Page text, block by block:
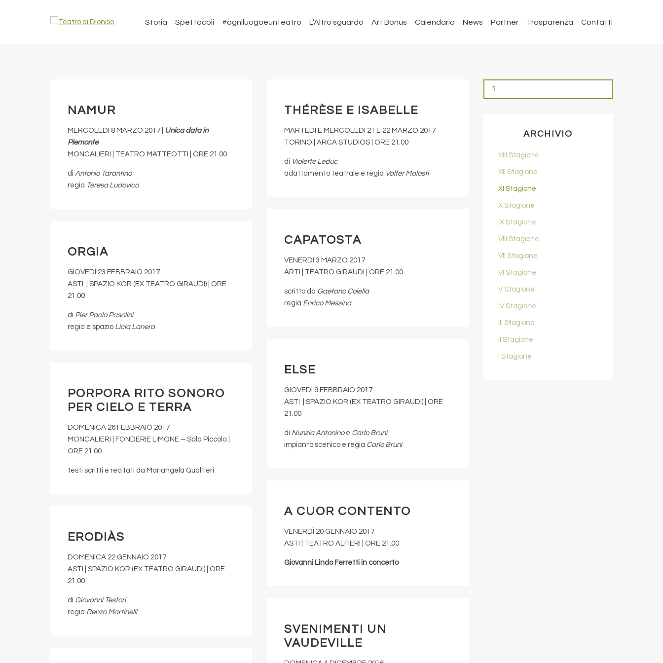
Storia Spettacoli #ogniluogoèunteatro L’Altro sguardo Art Bonus Calendario News Partner Trasparenza Contatti
NAMUR
MERCOLEDI 8 MARZO 2017 |
Unica data in
Piemonte
MONCALIERI | TEATRO MATTEOTTI | ORE 21.00
di Antonio Tarantino
regia Teresa Ludovico
ORGIA
GIOVEDÌ 23 FEBBRAIO 2017
ASTI | SPAZIO KOR (EX TEATRO GIRAUDI) | ORE
21.00
di Pier Paolo Pasolini
regia e spazio Licia Lanera
PORPORA RITO SONORO
PER CIELO E TERRA
DOMENICA 26 FEBBRAIO 2017
MONCALIERI | FONDERIE LIMONE – Sala Piccola |
ORE 21.00
testi scritti e recitati da Mariangela Gualtieri
ERODIÀS
DOMENICA 22 GENNAIO 2017
ASTI | SPAZIO KOR (EX TEATRO GIRAUDI) | ORE
21.00
di Giovanni Testori
regia Renzo Martinelli
THÉRÈSE E ISABELLE
MARTEDI E MERCOLEDI 21 E 22 MARZO 2017
TORINO | ARCA STUDIOS | ORE 21.00
di Violette Leduc
adattamento teatrale e regia Valter Malosti
CAPATOSTA
VENERDI 3 MARZO 2017
ARTI | TEATRO GIRAUDI | ORE 21.00
scritto da Gaetano Colella
regia Enrico Messina
ELSE
GIOVEDÌ 9 FEBBRAIO 2017
ASTI | SPAZIO KOR (EX TEATRO GIRAUDI) | ORE
21.00
di Nunzia Antoninoe Carlo Bruni
impianto scenico e regia Carlo Bruni
A CUOR CONTENTO
VENERDÌ 20 GENNAIO 2017
ASTI | TEATRO ALFIERI | ORE 21.00
Giovanni Lindo Ferretti in concerto
SVENIMENTI UN
VAUDEVILLE
ARCHIVIO
XIII Stagione
XII Stagione
XI Stagione
X Stagione
IX Stagione
VIII Stagione
VII Stagione
VI Stagione
V Stagione
IV Stagione
III Stagione
II Stagione
I Stagione